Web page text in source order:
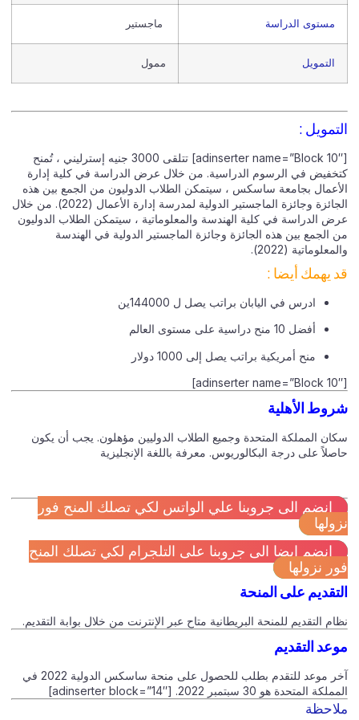
مستوى الدراسة ماجستير
التمويل ممول
التمويل :
[adinserter name=”Block 10″] تتلقى 3000 جنيه إسترليني ، تُمنح
كتخفيض في الرسوم الدراسية. من خلال عرض الدراسة في كلية إدارة
الأعمال بجامعة ساسكس ، سيتمكن الطلاب الدوليون من الجمع بين هذه
الجائزة وجائزة الماجستير الدولية لمدرسة إدارة الأعمال (2022). من خلال
عرض الدراسة في كلية الهندسة والمعلوماتية ، سيتمكن الطلاب الدوليون
من الجمع بين هذه الجائزة وجائزة الماجستير الدولية في الهندسة
والمعلوماتية (2022).
قد يهمك أيضا :
ادرس في اليابان براتب يصل ل 144000ين
أفضل 10 منح دراسية على مستوى العالم
منح أمريكية براتب يصل إلى 1000 دولار
[adinserter name=”Block 10″]
شروط الأهلية
سكان المملكة المتحدة وجميع الطلاب الدوليين مؤهلون. يجب أن يكون
حاصلاً على درجة البكالوريوس. معرفة باللغة الإنجليزية
انضم الى جروبنا علي الواتس لكي تصلك المنح فور
نزولها
انضم ايضا الى جروبنا على التلجرام لكي تصلك المنح
فور نزولها
التقديم على المنحة
نظام التقديم للمنحة البريطانية متاح عبر الإنترنت من خلال بوابة التقديم.
موعد التقديم
آخر موعد للتقدم بطلب للحصول على منحة ساسكس الدولية 2022 في
المملكة المتحدة هو 30 سبتمبر 2022. [adinserter block=”14″]
ملاحظة